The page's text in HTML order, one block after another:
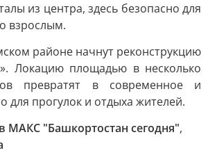
из центра, здесь безопасно для
взрослым.
районе начнут реконструкцию
Локацию площадью в несколько
превратят в современное и
для прогулок и отдыха жителей.
МАКС "Башкортостан сегодня",